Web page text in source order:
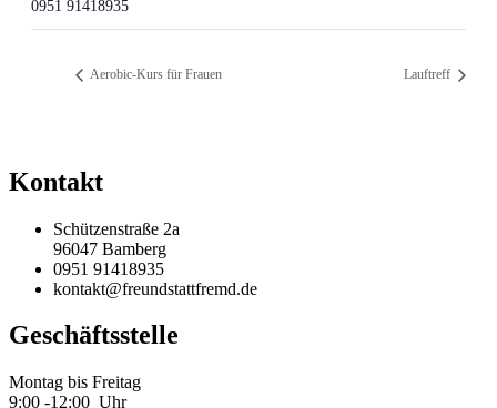
0951 91418935
Aerobic-Kurs für Frauen Lauftreff
Kontakt
Schützenstraße 2a
96047 Bamberg
0951 91418935
kontakt@freundstattfremd.de
Geschäftsstelle
Montag bis Freitag
9:00 -12:00 Uhr